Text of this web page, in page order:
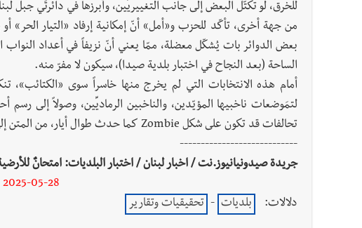
للخرق، لو تكتّل البعض إلى جانب التغييريِّين، وأبرزها في دائرتَي جبل
من جهة أخرى، تأكّد للحزب و«أمل» أنّ إمكانية إرفاد «التيار الحر»
بعض الدوائر بات يُشكّل معضلة، ممّا يعني أنّ نزيفاً في أعداد النواب
الساحة (بعد النجاح في اختبار بلدية صيدا)، سيكون لا مفرّ منه.
أمام هذه الانتخابات التي لم يخرج منها خاسراً سوى «الكتائب»،
لتمَوضعات ناخبيها المؤيّدين، والناخبين الرماديِّين، وصولاً إلى
تحالفات قد تكون على شكل Zombie كما حدث طوال أيار، من المتن إلى الكورة، فبيروت وزحلة ثم صيدا.
----------------------------
جريدة صيدونيانيوز.نت / اخبار لبنان / اختبار البلديات: امتحانٌ
2025-05-28
دلالات:
بلديات - تحقيقيات وتقارير